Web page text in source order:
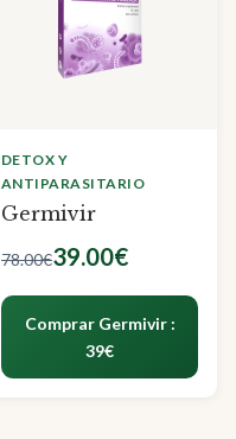
DETOX Y
ANTIPARASITARIO
Germivir
78.00€39.00€
Comprar Germivir :
39€